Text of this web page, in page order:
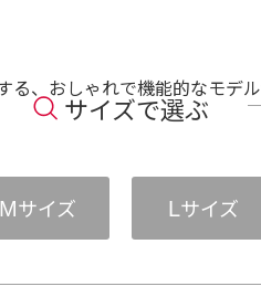
、おしゃれで機能的なモデル
サイズで選ぶ
Mサイズ Lサイズ